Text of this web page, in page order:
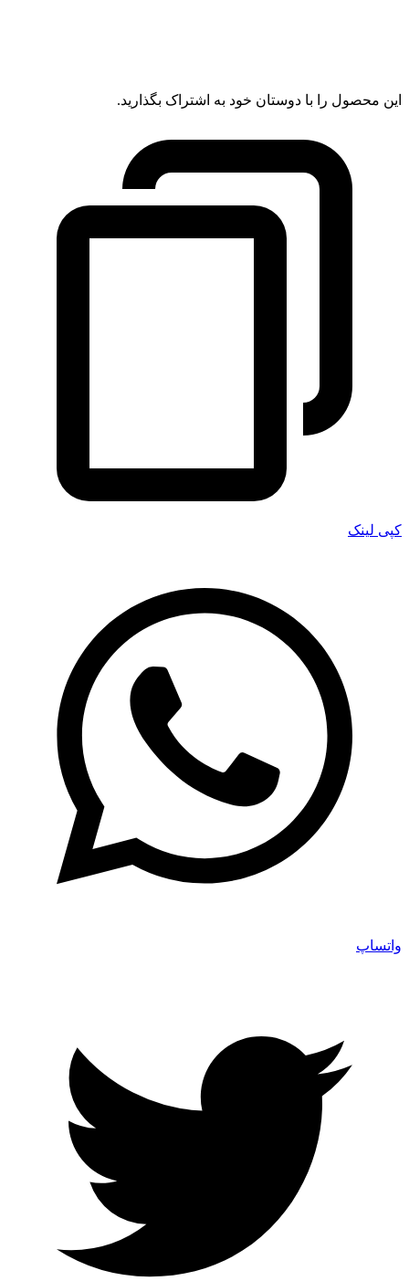
این محصول را با دوستان خود به اشتراک بگذارید.
کپی لینک
واتساپ